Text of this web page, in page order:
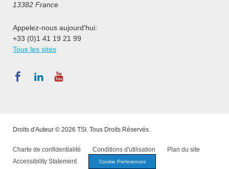
13382 France
Appelez-nous aujourd'hui:
+33 (0)1 41 19 21 99
Tous les sites
Droits d'Auteur © 2026 TSI. Tous Droits Réservés.
Charte de confidentialité Conditions d'utilisation
Plan du site
Accessibility Statement
Cookie Preferences